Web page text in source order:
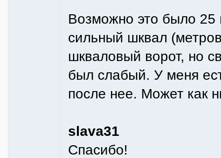
Возможно это было
сильный шквал
шкваловый ворот, но
был слабый. У меня
после нее. Может как
slava31
Спасибо!